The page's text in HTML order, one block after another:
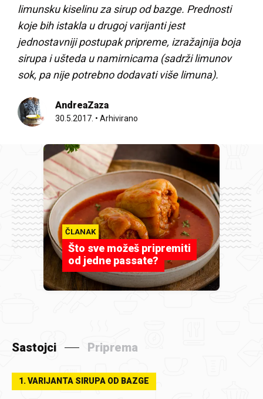
limunsku kiselinu za sirup od bazge. Prednosti
koje bih istakla u drugoj varijanti jest
jednostavniji postupak pripreme, izražajnija boja
sirupa i ušteda u namirnicama (sadrži limunov
sok, pa nije potrebno dodavati više limuna).
AndreaZaza
30.5.2017. • Arhivirano
ČLANAK
Što sve možeš pripremiti
od jedne passate?
Sastojci Priprema
1. VARIJANTA SIRUPA OD BAZGE